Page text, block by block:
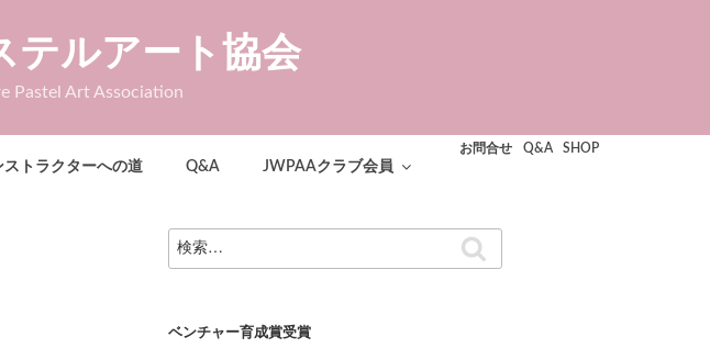
テルアート協会
Pastel Art Association
お問合せ Q&A SHOP
ストラクターへの道 Q&A JWPAAクラブ会員
検
索:
ベンチャー育成賞受賞